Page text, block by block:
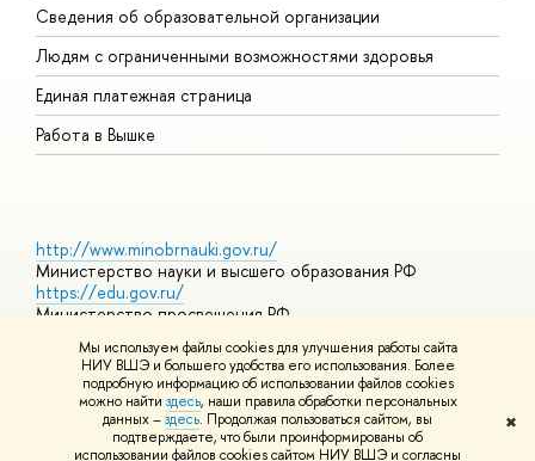
Мы используем файлы cookies для улучшения работы сайта
НИУ ВШЭ и большего удобства его использования. Более
подробную информацию об использовании файлов cookies
можно найти здесь, наши правила обработки персональных
данных –здесь. Продолжая пользоваться сайтом, вы
подтверждаете, что были проинформированы об
использовании файлов cookies сайтом НИУ ВШЭ и согласны
✖
Сведения об образовательной организации
Людям с ограниченными возможностями здоровья
Единая платежная страница
Работа в Вышке
http://www.minobrnauki.gov.ru/
Министерство науки и высшего образования РФ
https://edu.gov.ru/
Министерство просвещения РФ
https://elearning.hse.ru/mooc
Массовые открытые онлайн-курсы
© НИУ ВШЭ 1993–2026 Адреса и контактыУсловия
использования материалов Политика конфиденциальности